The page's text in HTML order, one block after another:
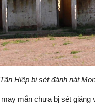
Hiệp bị sét đánh nát
mắn chưa bị sét